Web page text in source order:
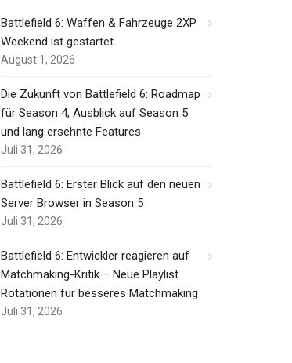
Battlefield 6: Waffen & Fahrzeuge 2XP
Weekend ist gestartet
August 1, 2026
Die Zukunft von Battlefield 6: Roadmap
für Season 4, Ausblick auf Season 5
und lang ersehnte Features
Juli 31, 2026
Battlefield 6: Erster Blick auf den neuen
Server Browser in Season 5
Juli 31, 2026
Battlefield 6: Entwickler reagieren auf
Matchmaking-Kritik – Neue Playlist
Rotationen für besseres Matchmaking
Juli 31, 2026